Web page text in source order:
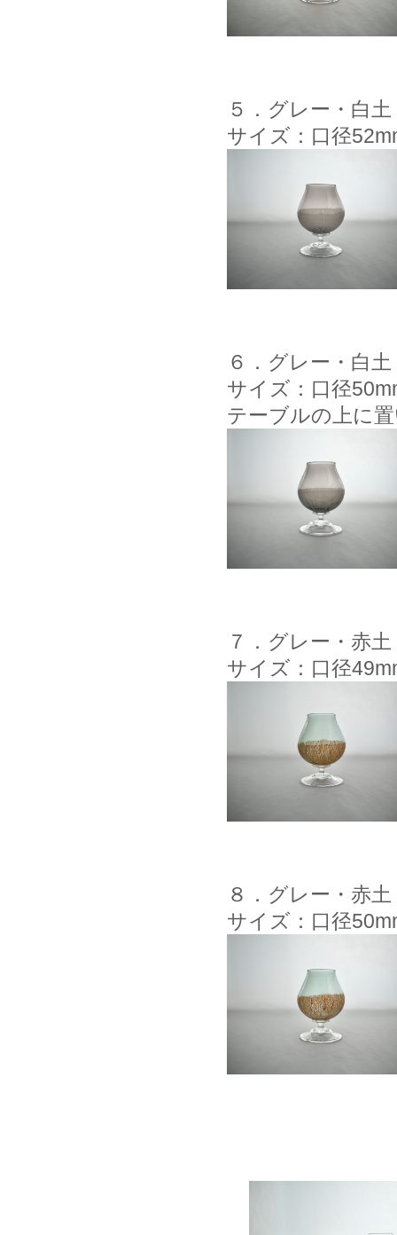
５．グレー・白土
サイズ：口径
６．グレー・白土
サイズ：口径
テーブルの上に
７．グレー・赤土
サイズ：口径
８．グレー・赤土
サイズ：口径